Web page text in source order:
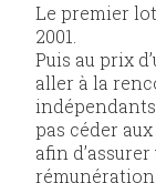
Le premier
2001.
Puis au prix
aller à la
pas céder
afin
rémunération